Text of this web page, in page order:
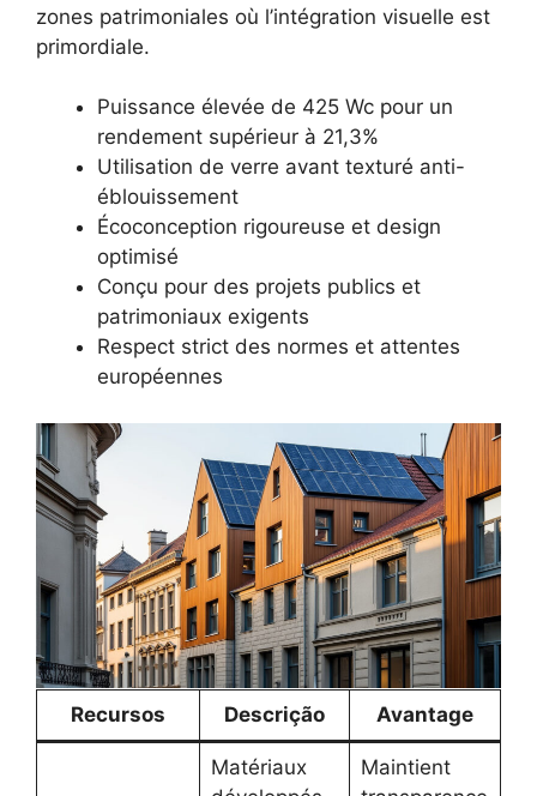
zones patrimoniales où l’intégration visuelle est
primordiale.
Puissance élevée de 425 Wc pour un
rendement supérieur à 21,3%
Utilisation de verre avant texturé anti-
éblouissement
Écoconception rigoureuse et design
optimisé
Conçu pour des projets publics et
patrimoniaux exigents
Respect strict des normes et attentes
européennes
Recursos Descrição Avantage
Matériaux
Maintient